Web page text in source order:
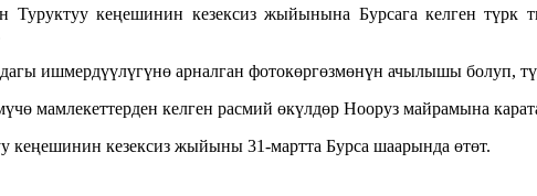
кеңешинин кезексиз жыйынына Бурсага келген түрк
ишмердүүлүгүнө арналган фотокөргөзмөнүн ачылышы болуп,
келген расмий өкүлдөр Нооруз майрамына
кезексиз жыйыны 31-мартта Бурса шаарында өтөт.